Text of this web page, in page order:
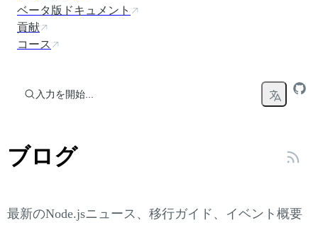
ベータ版ドキュメント
貢献
コース
入力を開始...
ブログ
最新のNode.jsニュース、移行ガイド、イベント概要